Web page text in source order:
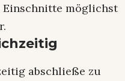
Einschnitte möglichst
abschließe zu